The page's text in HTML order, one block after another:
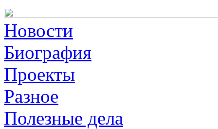
Новости
Биография
Проекты
Разное
Полезные дела